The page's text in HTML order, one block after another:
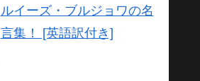
ルイーズ・ブルジョワの名
言集！ [英語訳付き]